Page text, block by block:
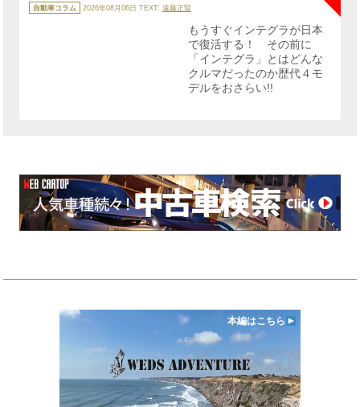
テ
ゴ
自動車コラム 2026年08月06日 TEXT: 遠藤正賢
もうすぐインテグラが日本
で復活する！ その前に
「インテグラ」とはどんな
クルマだったのか歴代４モ
デルをおさらい!!
本編はこちら